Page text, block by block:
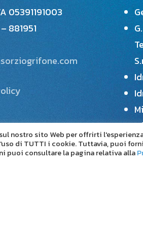
05391191003
881951
nostro sito Web per offrirti
di TUTTI i cookie. Tuttavia, puoi
puoi consultare la pagina relativa alla